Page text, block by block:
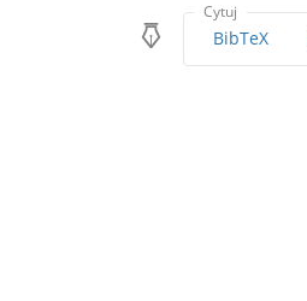
Cytuj
BibTeX